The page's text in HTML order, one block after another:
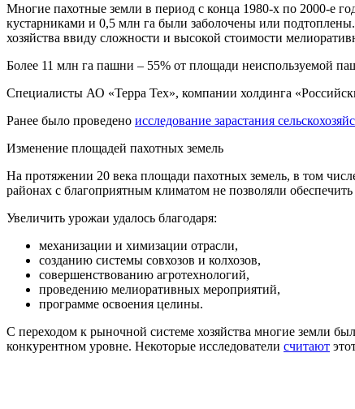
Многие пахотные земли в период с конца 1980-х по 2000-е
кустарниками и 0,5 млн га были заболочены или
хозяйства ввиду сложности и высокой стоимости
Более 11 млн га пашни – 55% от площади неиспользуемой
Специалисты АО «Терра Тех», компании холдинга
Ранее было проведено исследование зарастания
Изменение площадей пахотных земель
На протяжении 20 века площади пахотных земель, в том
районах с благоприятным климатом не позволяли
Увеличить урожаи удалось благодаря:
механизации и химизации отрасли,
созданию системы совхозов и колхозов,
совершенствованию агротехнологий,
проведению мелиоративных мероприятий,
программе освоения целины.
С переходом к рыночной системе хозяйства многие земли
конкурентном уровне. Некоторые исследователи считают